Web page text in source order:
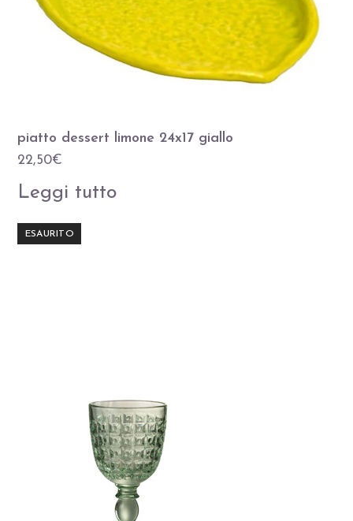
piatto dessert limone 24x17 giallo
22,50€
Leggi tutto
ESAURITO